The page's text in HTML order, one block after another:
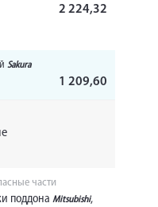
2 224,32
Sakura
1 209,60
части
поддона Mitsubishi,